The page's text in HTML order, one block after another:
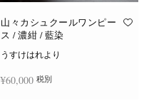
山々カシュクールワンピー
ス / 濃紺 / 藍染
うすけはれより
¥60,000 税別